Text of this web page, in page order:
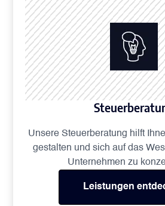
Unsere Steuerberatung hilft
gestalten und sich auf das
Unternehmen zu
Leistungen